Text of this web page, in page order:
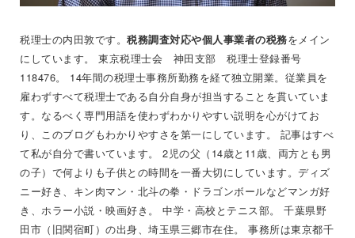
税理士の内田敦です。 税務調査対応や個人事業者の税務をメイン
にしています。 東京税理士会 神田支部 税理士登録番号
118476。 14年間の税理士事務所勤務を経て独立開業。従業員を
雇わずすべて税理士である自分自身が担当することを貫いていま
す。なるべく専門用語を使わずわかりやすい説明を心がけてお
り、このブログもわかりやすさを第一にしています。 記事はすべ
て私が自分で書いています。 2児の父（14歳と11歳、両方とも男
の子）で何よりも子供との時間を一番大切にしています。ディズ
ニー好き、キン肉マン・北斗の拳・ドラゴンボールなどマンガ好
き、ホラー小説・映画好き。 中学・高校とテニス部。 千葉県野
田市（旧関宿町）の出身、埼玉県三郷市在住。 事務所は東京都千